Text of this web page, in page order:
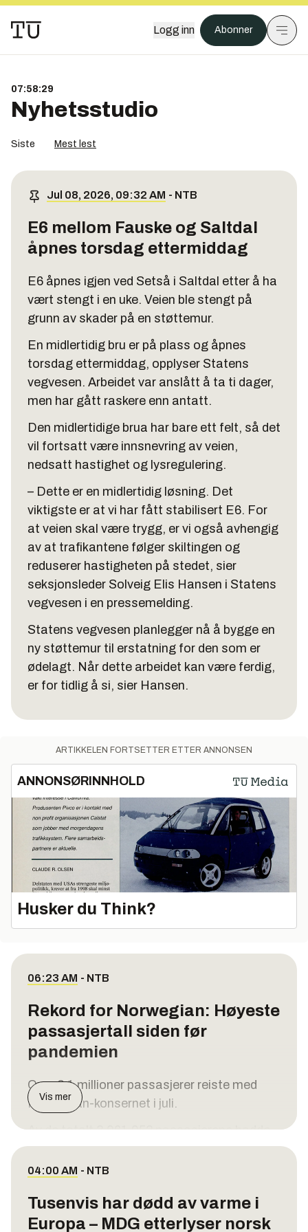
Logg inn Abonner
07:58:29
Nyhetsstudio
Siste Mest lest
Jul 08, 2026, 09:32 AM - NTB
E6 mellom Fauske og Saltdal
åpnes torsdag ettermiddag
E6 åpnes igjen ved Setså i Saltdal etter å ha
vært stengt i en uke. Veien ble stengt på
grunn av skader på en støttemur.
En midlertidig bru er på plass og åpnes
torsdag ettermiddag, opplyser Statens
vegvesen. Arbeidet var anslått å ta ti dager,
men har gått raskere enn antatt.
Den midlertidige brua har bare ett felt, så det
vil fortsatt være innsnevring av veien,
nedsatt hastighet og lysregulering.
– Dette er en midlertidig løsning. Det
viktigste er at vi har fått stabilisert E6. For
at veien skal være trygg, er vi også avhengig
av at trafikantene følger skiltingen og
reduserer hastigheten på stedet, sier
seksjonsleder Solveig Elis Hansen i Statens
vegvesen i en pressemelding.
Statens vegvesen planlegger nå å bygge en
ny støttemur til erstatning for den som er
ødelagt. Når dette arbeidet kan være ferdig,
er for tidlig å si, sier Hansen.
ARTIKKELEN FORTSETTER ETTER ANNONSEN
ANNONSØRINNHOLD
Husker du Think?
06:23 AM - NTB
Rekord for Norwegian: Høyeste
passasjertall siden før
pandemien
Over 3,1 millioner passasjerer reiste med
Norwegian-konsernet i juli.
Av de totalt 3.061.053 passasjerene hadde
Norwegian 2.701.132, mens Widerøe hadde
359.921, skriver Norwegian i en
For Norwegian er dette det høyeste
Vis mer
04:00 AM - NTB
Tusenvis har dødd av varme i
Europa – MDG etterlyser norsk